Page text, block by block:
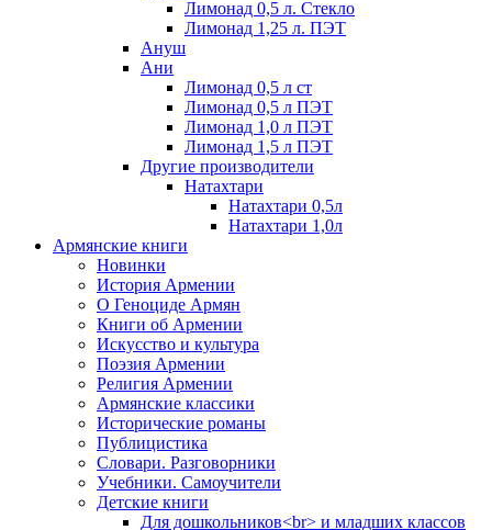
Лимонад 0,5 л. Стекло
Лимонад 1,25 л. ПЭТ
Ануш
Ани
Лимонад 0,5 л ст
Лимонад 0,5 л ПЭТ
Лимонад 1,0 л ПЭТ
Лимонад 1,5 л ПЭТ
Другие производители
Натахтари
Натахтари 0,5л
Натахтари 1,0л
Армянские книги
Новинки
История Армении
О Геноциде Армян
Книги об Армении
Иcкусство и культура
Поэзия Армении
Религия Армении
Армянские классики
Исторические романы
Публицистика
Словари. Разговорники
Учебники. Самоучители
Детские книги
Для дошкольников<br> и младших классов